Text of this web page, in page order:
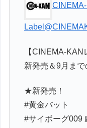
Label
【CINEMA-KAN
新発売＆9月まで
★新発売！
#黄金バット
#サイボーグ009